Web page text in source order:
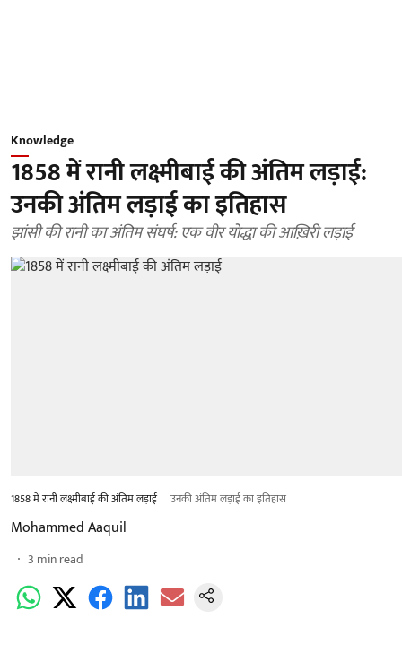
Knowledge
1858 में रानी लक्ष्मीबाई की अंतिम लड़ाई:
उनकी अंतिम लड़ाई का इतिहास
झांसी की रानी का अंतिम संघर्ष: एक वीर योद्धा की आख़िरी लड़ाई
1858 में रानी लक्ष्मीबाई की अंतिम लड़ाई उनकी अंतिम लड़ाई का इतिहास
Mohammed Aaquil
3 min read